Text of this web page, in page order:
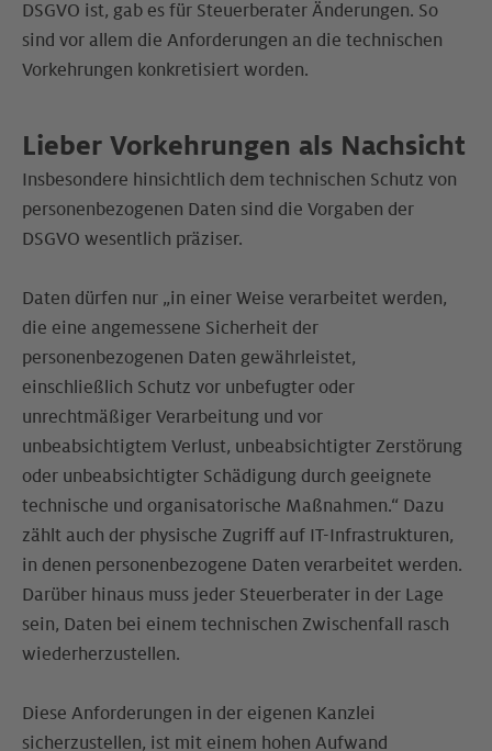
DSGVO ist, gab es für Steuerberater Änderungen. So
sind vor allem die Anforderungen an die technischen
Vorkehrungen konkretisiert worden.
Lieber Vorkehrungen als Nachsicht
Insbesondere hinsichtlich dem technischen Schutz von
personenbezogenen Daten sind die Vorgaben der
DSGVO wesentlich präziser.
Daten dürfen nur „in einer Weise verarbeitet werden,
die eine angemessene Sicherheit der
personenbezogenen Daten gewährleistet,
einschließlich Schutz vor unbefugter oder
unrechtmäßiger Verarbeitung und vor
unbeabsichtigtem Verlust, unbeabsichtigter Zerstörung
oder unbeabsichtigter Schädigung durch geeignete
technische und organisatorische Maßnahmen.“ Dazu
zählt auch der physische Zugriff auf IT-Infrastrukturen,
in denen personenbezogene Daten verarbeitet werden.
Darüber hinaus muss jeder Steuerberater in der Lage
sein, Daten bei einem technischen Zwischenfall rasch
wiederherzustellen.
Diese Anforderungen in der eigenen Kanzlei
sicherzustellen, ist mit einem hohen Aufwand